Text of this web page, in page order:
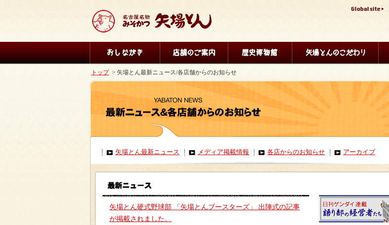
トップ> 矢場とん最新ニュース/各店舗からのお知らせ
矢場とん最新ニュース メディア掲載情報 各店からのお知らせ アーカイブ
矢場とん硬式野球部 「矢場とんブースターズ」 出陣式の記事
が掲載されました。